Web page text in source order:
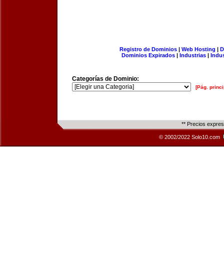
Registro de Dominios| Web Hosting |
Dominios Expirados | Industrias |
Categorías de Dominio:
[Pág.
** Precios
© 2002/2022 Solo10.com